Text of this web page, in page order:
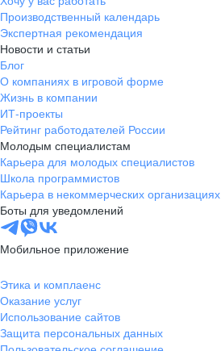
Производственный календарь
Экспертная рекомендация
Новости и статьи
Блог
О компаниях в игровой форме
Жизнь в компании
ИТ-проекты
Рейтинг работодателей России
Молодым специалистам
Карьера для молодых специалистов
Школа программистов
Карьера в некоммерческих организациях
Боты для уведомлений
Мобильное приложение
Этика и комплаенс
Оказание услуг
Использование сайтов
Защита персональных данных